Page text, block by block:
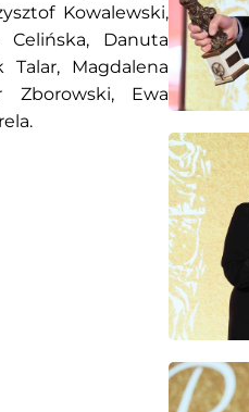
Kowalewski,
Celińska, Danuta
Talar, Magdalena
Zborowski, Ewa